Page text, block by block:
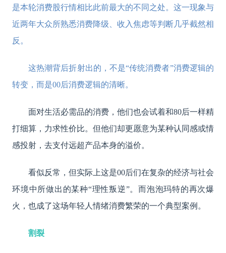
是本轮消费股行情相比此前最大的不同之处。这一现象与
近两年大众所熟悉消费降级、收入焦虑等判断几乎截然相
反。
这热潮背后折射出的，不是“传统消费者”消费逻辑的
转变，而是00后消费逻辑的清晰。
面对生活必需品的消费，他们也会试着和80后一样精
打细算，力求性价比。但他们却更愿意为某种认同感或情
感投射，去支付远超产品本身的溢价。
看似反常，但实际上这是00后们在复杂的经济与社会
环境中所做出的某种“理性叛逆”。而泡泡玛特的再次爆
火，也成了这场年轻人情绪消费繁荣的一个典型案例。
割裂